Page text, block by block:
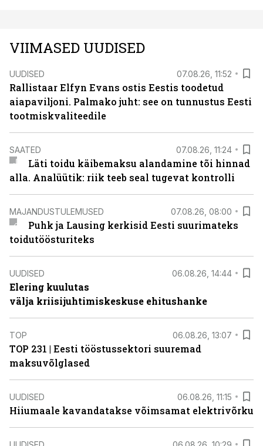
VIIMASED UUDISED
UUDISED 07.08.26, 11:52
Rallistaar Elfyn Evans ostis Eestis toodetud
aiapaviljoni. Palmako juht: see on tunnustus Eesti
tootmiskvaliteedile
SAATED 07.08.26, 11:24
Läti toidu käibemaksu alandamine tõi hinnad
alla. Analüütik: riik teeb seal tugevat kontrolli
MAJANDUSTULEMUSED 07.08.26, 08:00
Puhk ja Lausing kerkisid Eesti suurimateks
toidutöösturiteks
UUDISED 06.08.26, 14:44
Elering kuulutas
välja kriisijuhtimiskeskuse ehitushanke
TOP 06.08.26, 13:07
TOP 231 | Eesti tööstussektori suuremad
maksuvõlglased
UUDISED 06.08.26, 11:15
Hiiumaale kavandatakse võimsamat elektrivõrku